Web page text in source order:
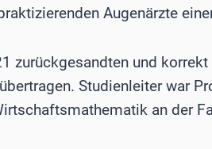
Augenärzte
zurückgesandten und
Studienleiter war
an der